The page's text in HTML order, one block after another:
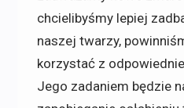
chcielibyśmy lepiej
naszej twarzy,
korzystać z
Jego zadaniem będzie